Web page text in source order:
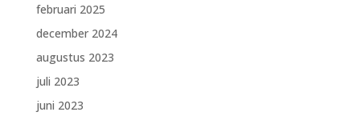
februari 2025
december 2024
augustus 2023
juli 2023
juni 2023